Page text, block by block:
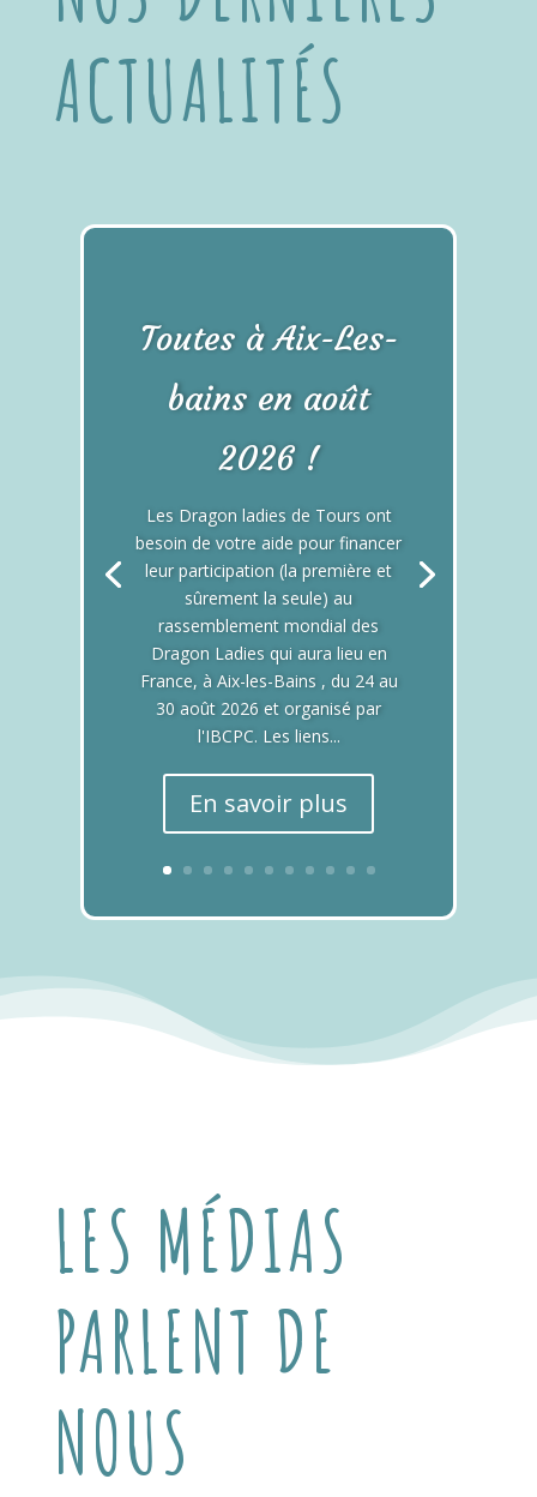
ACTUALITÉS
Toutes à Aix-Les-
bains en août
2026 !
Les Dragon ladies de Tours ont
besoin de votre aide pour financer
leur participation (la première et
sûrement la seule) au
rassemblement mondial des
Dragon Ladies qui aura lieu en
France, à Aix-les-Bains , du 24 au
30 août 2026 et organisé par
l'IBCPC. Les liens...
En savoir plus
LES MÉDIAS
PARLENT DE
NOUS